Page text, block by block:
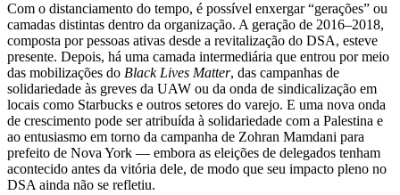
Com o distanciamento do tempo, é possível enxergar “gerações” ou
camadas distintas dentro da organização. A geração de 2016–2018,
composta por pessoas ativas desde a revitalização do DSA, esteve
presente. Depois, há uma camada intermediária que entrou por meio
das mobilizações do Black Lives Matter, das campanhas de
solidariedade às greves da UAW ou da onda de sindicalização em
locais como Starbucks e outros setores do varejo. E uma nova onda
de crescimento pode ser atribuída à solidariedade com a Palestina e
ao entusiasmo em torno da campanha de Zohran Mamdani para
prefeito de Nova York — embora as eleições de delegados tenham
acontecido antes da vitória dele, de modo que seu impacto pleno no
DSA ainda não se refletiu.